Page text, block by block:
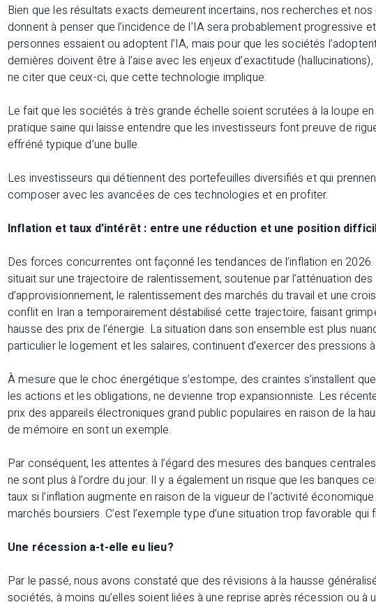
Bien que les résultats exacts demeurent incertains, nos recherches et
donnent à penser que l’incidence de l’IA sera probablement progressive
personnes essaient ou adoptent l’IA, mais pour que les sociétés
dernières doivent être à l’aise avec les enjeux d’exactitude
ne citer que ceux-ci, que cette technologie implique.
Le fait que les sociétés à très grande échelle soient scrutées à la loupe
pratique saine qui laisse entendre que les investisseurs font preuve de
effréné typique d’une bulle.
Les investisseurs qui détiennent des portefeuilles diversifiés et qui
composer avec les avancées de ces technologies et en profiter.
Inflation et taux d’intérêt : entre une réduction et une position
Des forces concurrentes ont façonné les tendances de l’inflation en 2026.
situait sur une trajectoire de ralentissement, soutenue par l’atténuation
d’approvisionnement, le ralentissement des marchés du travail et une
conflit en Iran a temporairement déstabilisé cette trajectoire, faisant
hausse des prix de l’énergie. La situation dans son ensemble est plus
particulier le logement et les salaires, continuent d’exercer des pressions
À mesure que le choc énergétique s’estompe, des craintes s’installent
les actions et les obligations, ne devienne trop expansionniste. Les
prix des appareils électroniques grand public populaires en raison de la
de mémoire en sont un exemple.
Par conséquent, les attentes à l’égard des mesures des banques
ne sont plus à l’ordre du jour. Il y a également un risque que les banques
taux si l’inflation augmente en raison de la vigueur de l’activité
marchés boursiers. C’est l’exemple type d’une situation trop favorable
Une récession a-t-elle eu lieu?
Par le passé, nous avons constaté que des révisions à la hausse
sociétés, à moins qu’elles soient liées à une reprise après récession ou à